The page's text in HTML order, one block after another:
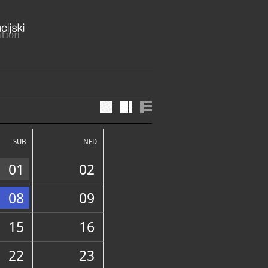
SUB NED
01 02
08
09
15
16
22
23
25, 49000 Krapina
županija
nedjeljom, blagdanom i
810
810
krapina.net/galerija-grada-
SLUŽBE I USLUGE